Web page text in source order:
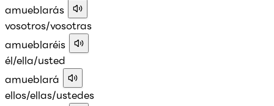
amueblarás
vosotros/vosotras
amueblaréis
él/ella/usted
amueblará
ellos/ellas/ustedes